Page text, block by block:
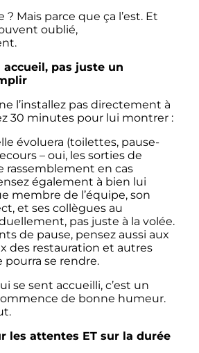
? Mais parce que ça l’est. Et
oublié,
accueil, pas juste un
l’installez pas directement à
30 minutes pour lui montrer :
évoluera (toilettes, pause-
– oui, les sorties de
rassemblement en cas
également à bien lui
membre de l’équipe, son
et ses collègues au
pas juste à la volée.
de pause, pensez aussi aux
des restauration et autres
pourra se rendre.
se sent accueilli, c’est un
de bonne humeur.
les attentes ET sur la durée